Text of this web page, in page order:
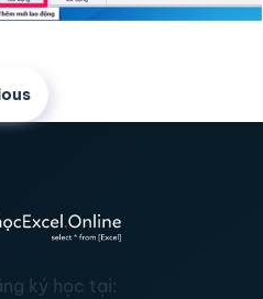
ký học tại: